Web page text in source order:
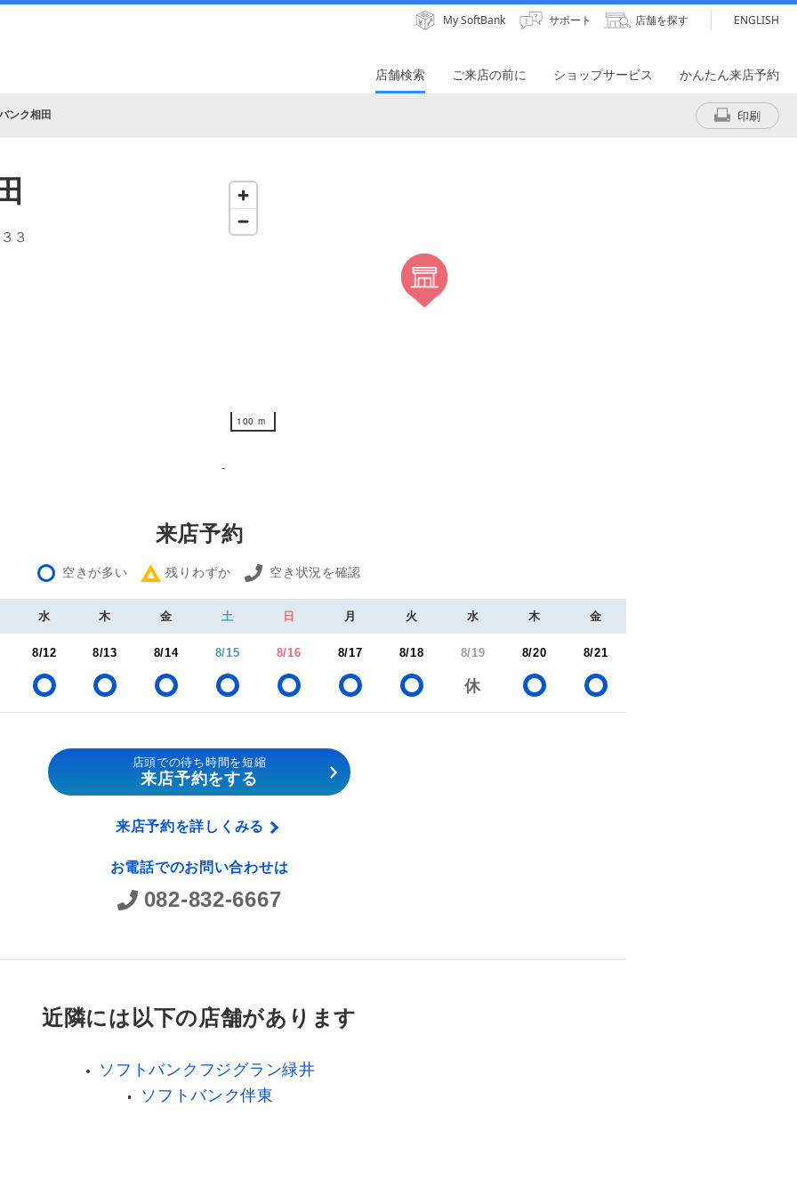
My SoftBank サポート 店舗を探す ENGLISH
店舗検索 ご来店の前に ショップサービス かんたん来店予約
ンク相田 印刷
３
100 m
100 m
-
来店予約
空きが多い 残りわずか 空き状況を確認
水 木 金 土 日 月 火 水 木 金
8/12 8/13 8/14 8/15 8/16 8/17 8/18 8/19 8/20 8/21
店頭での待ち時間を短縮
来店予約をする
来店予約を詳しくみる
お電話でのお問い合わせは
082-832-6667
近隣には以下の店舗があります
ソフトバンクフジグラン緑井
ソフトバンク伴東